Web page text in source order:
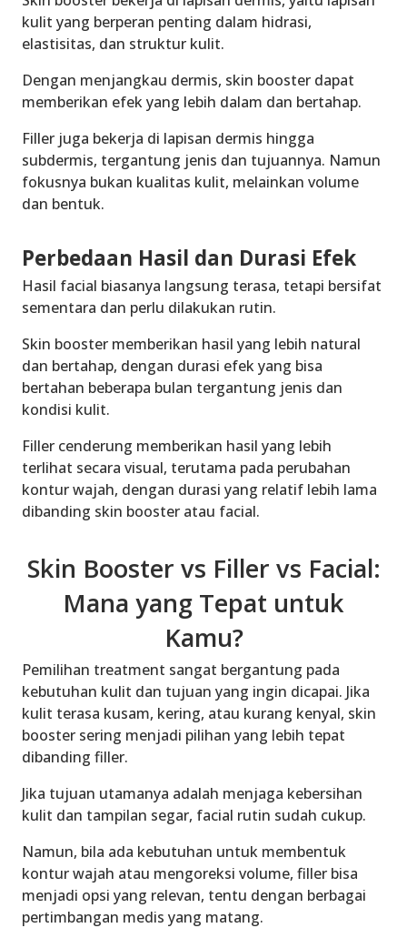
kulit yang berperan penting dalam hidrasi,
elastisitas, dan struktur kulit.
Dengan menjangkau dermis, skin booster dapat
memberikan efek yang lebih dalam dan bertahap.
Filler juga bekerja di lapisan dermis hingga
subdermis, tergantung jenis dan tujuannya. Namun
fokusnya bukan kualitas kulit, melainkan volume
dan bentuk.
Perbedaan Hasil dan Durasi Efek
Hasil facial biasanya langsung terasa, tetapi bersifat
sementara dan perlu dilakukan rutin.
Skin booster memberikan hasil yang lebih natural
dan bertahap, dengan durasi efek yang bisa
bertahan beberapa bulan tergantung jenis dan
kondisi kulit.
Filler cenderung memberikan hasil yang lebih
terlihat secara visual, terutama pada perubahan
kontur wajah, dengan durasi yang relatif lebih lama
dibanding skin booster atau facial.
Skin Booster vs Filler vs Facial:
Mana yang Tepat untuk
Kamu?
Pemilihan treatment sangat bergantung pada
kebutuhan kulit dan tujuan yang ingin dicapai. Jika
kulit terasa kusam, kering, atau kurang kenyal, skin
booster sering menjadi pilihan yang lebih tepat
dibanding filler.
Jika tujuan utamanya adalah menjaga kebersihan
kulit dan tampilan segar, facial rutin sudah cukup.
Namun, bila ada kebutuhan untuk membentuk
kontur wajah atau mengoreksi volume, filler bisa
menjadi opsi yang relevan, tentu dengan berbagai
pertimbangan medis yang matang.